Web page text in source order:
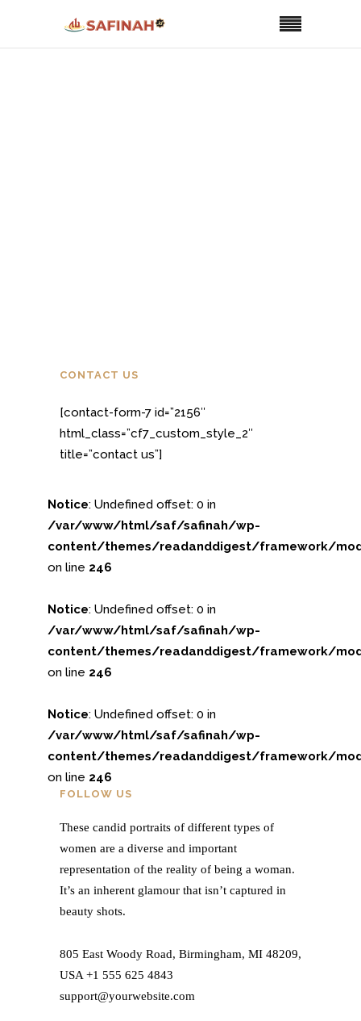
CONTACT US
[contact-form-7 id=”2156″
html_class=”cf7_custom_style_2″
title=”contact us”]
Notice: Undefined offset: 0 in
/var/www/html/saf/safinah/wp-
content/themes/readanddigest/framework/
on line 246
Notice: Undefined offset: 0 in
/var/www/html/saf/safinah/wp-
content/themes/readanddigest/framework/
on line 246
Notice: Undefined offset: 0 in
/var/www/html/saf/safinah/wp-
content/themes/readanddigest/framework/
on line 246
FOLLOW US
These candid portraits of different types of
women are a diverse and important
representation of the reality of being a woman.
It’s an inherent glamour that isn’t captured in
beauty shots.
805 East Woody Road, Birmingham, MI 48209,
USA +1 555 625 4843
support@yourwebsite.com